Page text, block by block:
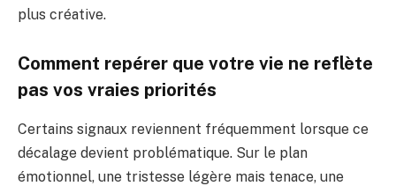
plus créative.
Comment repérer que votre vie ne reflète
pas vos vraies priorités
Certains signaux reviennent fréquemment lorsque ce
décalage devient problématique. Sur le plan
émotionnel, une tristesse légère mais tenace, une